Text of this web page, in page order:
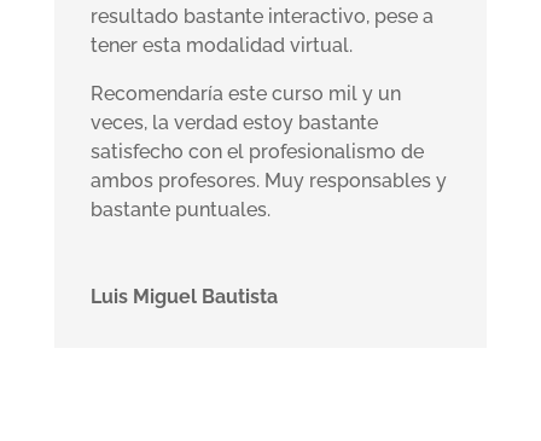
resultado bastante interactivo, pese a
tener esta modalidad virtual.
Recomendaría este curso mil y un
veces, la verdad estoy bastante
satisfecho con el profesionalismo de
ambos profesores. Muy responsables y
bastante puntuales.
Luis Miguel Bautista